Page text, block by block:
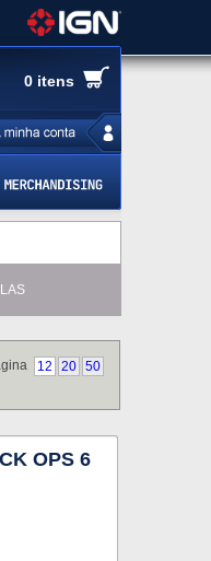
0 itens
12 20 50
OPS 6